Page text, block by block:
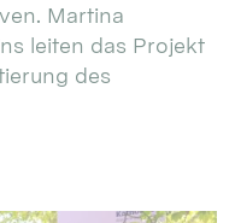
Martina
leiten das Projekt
des